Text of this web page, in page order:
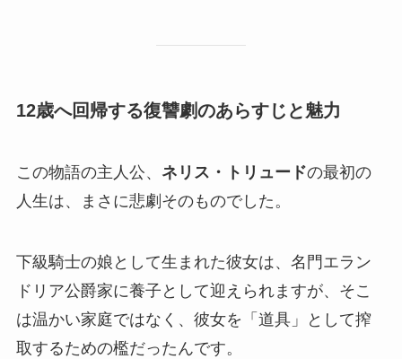
12歳へ回帰する復讐劇のあらすじと魅力
この物語の主人公、 ネリス・トリュードの最初の
人生は、まさに悲劇そのものでした。
下級騎士の娘として生まれた彼女は、名門エラン
ドリア公爵家に養子として迎えられますが、そこ
は温かい家庭ではなく、彼女を「道具」として搾
取するための檻だったんです。